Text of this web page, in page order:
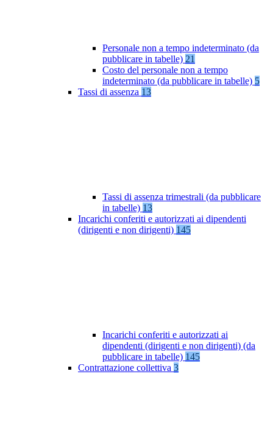
Personale non a tempo indeterminato (da
pubblicare in tabelle) 21
Costo del personale non a tempo
indeterminato (da pubblicare in tabelle) 5
Tassi di assenza 13
Tassi di assenza trimestrali (da pubblicare
in tabelle) 13
Incarichi conferiti e autorizzati ai dipendenti
(dirigenti e non dirigenti) 145
Incarichi conferiti e autorizzati ai
dipendenti (dirigenti e non dirigenti) (da
pubblicare in tabelle) 145
Contrattazione collettiva 3